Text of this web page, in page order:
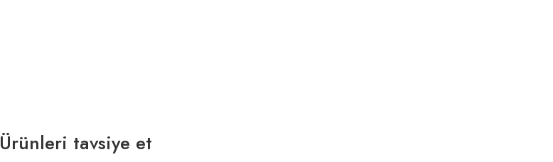
Ürünleri tavsiye et